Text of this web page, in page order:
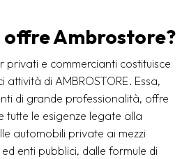
offre Ambrostore?
privati e commercianti costituisce
di AMBROSTORE. Essa,
di grande professionalità, offre
tutte le esigenze legate alla
automobili private ai mezzi
enti pubblici, dalle formule di